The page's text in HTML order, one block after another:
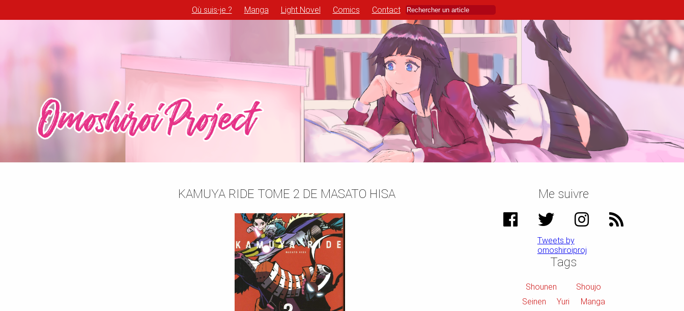
Où suis-je ? Manga Light Novel Comics Contact
KAMUYA RIDE TOME 2 DE MASATO HISA Me suivre
Tweets by
omoshiroiproj
Tags
Shounen
Shoujo
Seinen
Yuri
Manga